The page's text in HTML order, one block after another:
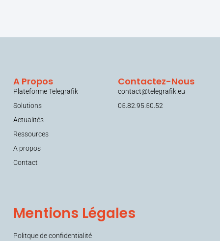
A Propos
Plateforme Telegrafik
Solutions
Actualités
Ressources
A propos
Contact
Contactez-Nous
contact@telegrafik.eu
05.82.95.50.52
Mentions Légales
Politque de confidentialité